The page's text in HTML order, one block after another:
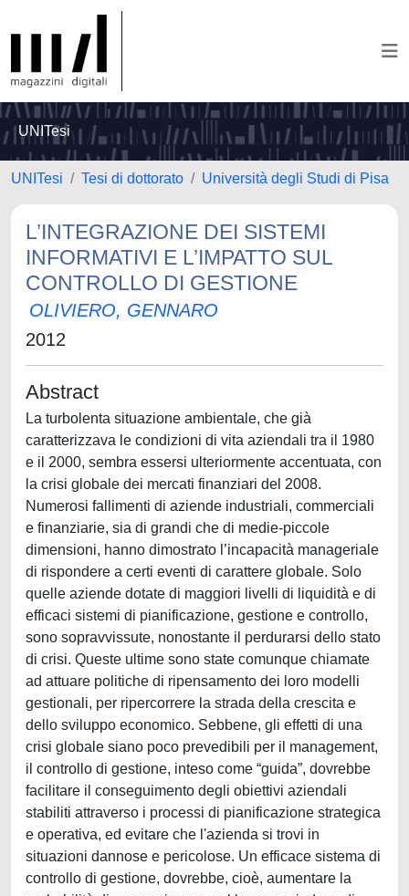
UNITesi
UNITesi Tesi di dottorato Università degli Studi di Pisa
L’INTEGRAZIONE DEI SISTEMI
INFORMATIVI E L’IMPATTO SUL
CONTROLLO DI GESTIONE
OLIVIERO, GENNARO
2012
Abstract
La turbolenta situazione ambientale, che già caratterizzava le condizioni di vita aziendali tra il 1980 e il 2000, sembra essersi ulteriormente accentuata, con la crisi globale dei mercati finanziari del 2008. Numerosi fallimenti di aziende industriali, commerciali e finanziarie, sia di grandi che di medie-piccole dimensioni, hanno dimostrato l’incapacità manageriale di rispondere a certi eventi di carattere globale. Solo quelle aziende dotate di maggiori livelli di liquidità e di efficaci sistemi di pianificazione, gestione e controllo, sono sopravvissute, nonostante il perdurarsi dello stato di crisi. Queste ultime sono state comunque chiamate ad attuare politiche di ripensamento dei loro modelli gestionali, per ripercorrere la strada della crescita e dello sviluppo economico. Sebbene, gli effetti di una crisi globale siano poco prevedibili per il management, il controllo di gestione, inteso come “guida”, dovrebbe facilitare il conseguimento degli obiettivi aziendali stabiliti attraverso i processi di pianificazione strategica e operativa, ed evitare che l'azienda si trovi in situazioni dannose e pericolose. Un efficace sistema di controllo di gestione, dovrebbe, cioè, aumentare la probabilità di sopravvivenza nel breve periodo, e di sviluppo e crescita, nel medio-lungo periodo. Come sotto-sistema del sistema-azienda, esso si compone di una struttura organizzativa e di una struttura informativo-contabile, che danno vita al processo di controllo. All'interno di quest'ultimo, meccanismi di feed-back e di feed-forward, sono utilizzati per pianificare gli obiettivi, misurare i risultati ed assumere azioni correttive, laddove richiesto. La struttura organizzativa prevede l'assegnazione di ruoli, compiti ed organi, e la definizione dei centri di responsabilità, delle linee di autorità e delle relazioni formalizzate. Mentre, la struttura informativa si compone della contabilità direzionale, degli strumenti di Information Technologies (IT), e del sistema di reporting necessari ad alimentare, con informazioni rilevanti, il processo di gestione e il controllo (manageriale) delle attività operative e direzionali aziendali. Comunque, il processo di controllo, non è un processo meccanico, esso deve essere in grado di rispondere alla complessità in cui l'azienda opera, con il duplice scopo di influenzare il comportamento degli individui e di verificare, il raggiungimento degli obiettivi aziendali. Questa tesi di ricerca analizza il fenomeno dell'integrazione delle tecnologie informatiche (sistemi IT) e il suo impatto sulla contabilità direzionale, sul sistema di reporting e sul sistema di controllo nel suo insieme. Il tema delle problematiche informative legate al controllo di gestione ha avuto particolare rilevanza negli ultimi due decenni nella ricerca sia italiana che internazionale, grazie anche alla rapidità nello sviluppo delle tecnologie informatiche. Il loro ruolo all'interno dei sistemi di controllo manageriale è cresciuto esponenzialmente, ed oggi un’intera branca di ricerca, definita dell’Accounting Information System (AIS), è dedita all’analisi delle problematiche inerenti l’impatto delle tecnologie informatiche sulla contabilità direzionale e sul controllo di gestione. La letteratura internazionale nei temi del management control e del management accounting presenta un’ampia gamma di studi e di ricerche che analizzano la relazione tra tecnologia informatica e sistemi di controllo, basate su differenti teorie economiche e/o sociali. La teoria della contingenza, ad esempio, assume l'IT come una variabile contingente, che può incidere sul funzionamento del sistema di controllo e sulle performance aziendali. Gli studi basati su questa teoria consentono la comprensione degli aspetti che possono incidere sul funzionamento di un sistema IT, ma generalizza sul comportamento sia delle scelte, che dei processi decisionali e operativi che precedono l'implementazione e l'utilizzo del sistema. Invece, casi studio longitudinali basati su teorie interpretative sociologiche sembrano offrire una maggiore profondità nell'interpretazione di certi fenomeni e problemi organizzativi. Le teorie istituzionali (la nuova teoria sociologica e la vecchia teoria istituzionale) e la Network Actory Theory sono state utilizzate per interpretare i cambiamenti nelle pratiche di controllo e nelle pratiche organizzative, in generale, con l'implementazione o l'integrazione di un sistema IT. Alcuni di questi studi, come sarà analizzato nel proseguo del lavoro, dimostrano che l'introduzione di strumenti IT, come ad esempio i software di Enterprise Resource Planning (ERP), non hanno avuto un reale impatto sulle pratiche di contabilità direzionale e di controllo, né tantomeno un effetto su altri tipi di controllo di carattere informale. Comunque, con il crescere della complessità e della competitività a livello globale, le aziende non possono più rinunciare all’uso di sistemi e tecnologie IT per gestire i loro business. La delocalizzazione produttiva e commerciale e il ricorso all'outsourcing presso regioni geografiche molto distanti non solo hanno ampliato le variabili da monitorare e controllare, ma hanno anche contribuito al proliferarsi di nuove tecnologie informatiche in grado di attuare modalità di controllo per così dire “remote”. L'utilizzo degli strumenti IT dovrebbe consentire una razionalizzazione dei processi operativi, un migliore coordinamento delle attività operative, un miglioramento nelle relazioni di interdipendenza tra funzioni aziendali, una standardizzazione delle procedure e dei comportamenti desiderati. La letteratura internazionale dimostra, però, che non sempre ciò si verifica a causa delle forti resistenze che il cambiamento delle pratiche organizzative può generare nel comportamento degli individui. Le aziende moderne utilizzano un numero sempre crescente di tecnologie informatiche per gestire i loro business. Le soluzioni IT offrono senz'altro una serie di innumerevoli vantaggi, ma portano con sé altrettanti rischi e pericoli. Una mancata coerenza e una debole integrazione tra le differenti tecnologie informatiche e la contabilità direzionale, può compromettere il livello di qualità e di tempestività dell'intero sistema di reporting direzionale. Il processo decisionale, sia a livello operativo che a livello manageriale, rischia di essere alimentato da informazioni che non sono coerenti, né con l'andamento del business, né con le esigenze organizzative, né tantomeno con le variabili chiave del controllo. In particolare, si è abituati a credere che l'uso dei sistemi ERP, sistemi informativi gestionali con un alto livello di integrazione dei processi transazionali, sia diffuso nella maggior parte delle aziende e che il corretto funzionamento di tali sistemi sia garantito nel tempo. In realtà, diversi casi di studio pubblicati su facoltose riviste accademiche nazionali ed internazionali dimostrano che la gran parte delle aziende opera con dei sistemi che sono spesse volte disintegrati. Sebbene, la “disintegrazione” in diversi casi sembra essere la soluzione migliore per lo svolgimento delle attività operative, una mancanza di integrazione comporta per diverse aziende una grande mole di lavoro in termini di immissione manuale dei dati e genera negative implicazioni di natura operativa ed organizzativa, quali la perdita dei dati, la verifica successiva dei valori immessi nel sistema, il rallentamento delle attività operative, errori nella pianificazione e nella programmazione operativa, l'errata valutazione delle rimanenze di magazzino e la conseguente inefficienza nella spedizione di prodotti al cliente, l'ambiguità negli obiettivi assegnati e l'insoddisfazione dei lavoratori, e così via. Inoltre, l'impossibilità di ottenere informazioni in tempo reale attraverso la diretta “interrogazione” del sistema informatico, rende il processo decisionale manageriale inefficiente, mettendo a repentaglio da un lato l'operatività aziendale, dall'altro la bontà delle decisioni di breve termine e di quelle strategiche. Per questi motivi, l'integrazione informatico-informativa rappresenta un fattore critico per l'efficiente ed efficace funzionamento del sistema di controllo manageriale nel suo complesso. Come detto, oggi le aziende vivono un periodo di crescente e costante rapidità e turbolenza ambientale, e spesso sono chiamate a una revisione dell'intero sistema di controllo, per verificare quali problemi di natura organizzativa e/o informativa rendono il sistema inefficace a guidare l'azienda verso il raggiungimento degli obiettivi. Uno di questi problemi è la mancanza di integrazione informatica-informativa. Di certo, non esiste per ogni organizzazione un livello ottimale di integrazione: generalmente i criteri e i livelli di integrazione informatico-informativa sono stabiliti in fase di disegno ed implementazione dei sistemi di controllo. Tali condizioni non sono “immutabili” nel tempo e nello spazio. Il cambiamento nelle scelte di business, l'ingresso in nuovi mercati, il coinvolgimento in processi aggregativi, la re-ingegnerizzazione dei processi aziendali, e così via, sono fenomeni che modificano i fabbisogni informativi interni. In questo contesto, gli strumenti IT possono giocare un ruolo predominante nel facilitare o nel limitare certi cambiamenti. Le modifiche e le integrazioni dei sistemi informativi aziendali non sempre sono percorribili sia a causa della scarsa disponibilità delle risorse, che per l'impossibilità di interrompere o rallentare le attività operative quotidiane. Anche quando la “disintegrazione” tra nuovi ed esistenti modelli e nuove ed esistenti tecnologie potrebbe rappresentare una soluzione adeguata per rispondere alle esistenti esigenze informative e operative, una loro successiva integrazione potrebbe essere richiesta, qualora i requisiti di efficacia ed efficienza dell'intero sistema di reporting venissero a mancare. Dunque, l'integrazione dei sistemi informatici può rappresentare una soluzione alle pro